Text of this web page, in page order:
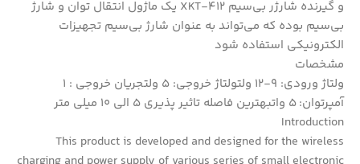
و گیرنده شارژر بی‌سیم XKT-412 یک ماژول انتقال توان و شارژ
بی‌سیم بوده که می‌تواند به عنوان شارژ بی‌سیم تجهیزات
الکترونیکی استفاده شود
مشخصات
ولتاژ ورودی: 9-12 ولتولتاژ خروجی: 5 ولتجریان خروجی : 1
آمپرتوان: 5 واتبهترین فاصله تاثیر پذیری 5 الی 10 میلی متر
Introduction
This product is developed and designed for the wireless